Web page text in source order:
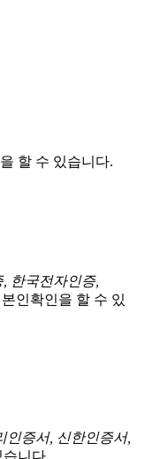
할 수 있습니다.
한국전자인증,
인확인을 할 수 있
인증서, 신한인증서,